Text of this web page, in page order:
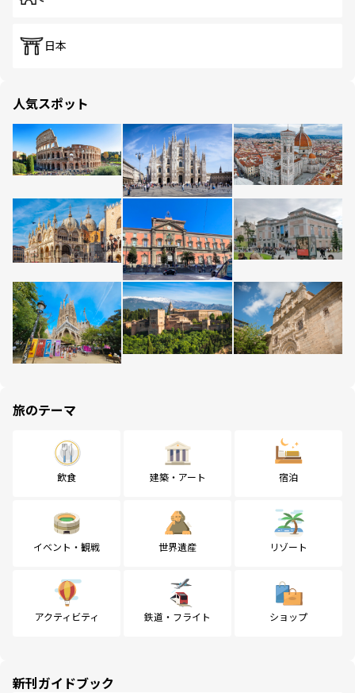
日本
人気スポット
旅のテーマ
飲食 建築・アート 宿泊
イベント・観戦 世界遺産 リゾート
アクティビティ 鉄道・フライト ショップ
新刊ガイドブック